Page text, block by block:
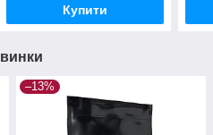
Купити
–13%